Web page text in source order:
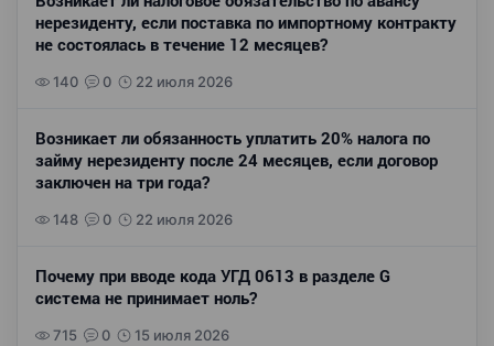
нерезиденту, если поставка по импортному контракту
не состоялась в течение 12 месяцев?
140 0 22 июля 2026
Возникает ли обязанность уплатить 20% налога по
займу нерезиденту после 24 месяцев, если договор
заключен на три года?
148 0 22 июля 2026
Почему при вводе кода УГД 0613 в разделе G
система не принимает ноль?
715 0 15 июля 2026